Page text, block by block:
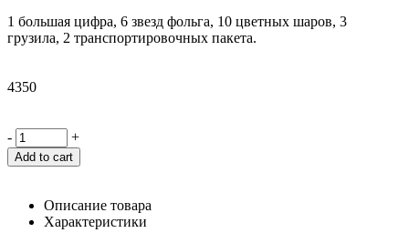
1 большая цифра, 6 звезд фольга, 10 цветных шаров, 3
грузила, 2 транспортировочных пакета.
4350
- +
Add to cart
Описание товара
Характеристики